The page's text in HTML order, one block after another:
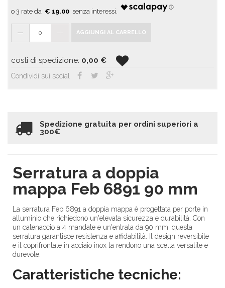
€ 19.00
0 AGGIUNGI AL CARRELLO
costi di spedizione: 0,00 €
Condividi sui social
Spedizione gratuita per ordini superiori a
300€
Serratura a doppia
mappa Feb 6891 90 mm
La serratura Feb 6891 a doppia mappa è progettata per porte in
alluminio che richiedono un'elevata sicurezza e durabilità. Con
un catenaccio a 4 mandate e un'entrata da 90 mm, questa
serratura garantisce resistenza e affidabilità. Il design reversibile
e il coprifrontale in acciaio inox la rendono una scelta versatile e
durevole.
Caratteristiche tecniche: